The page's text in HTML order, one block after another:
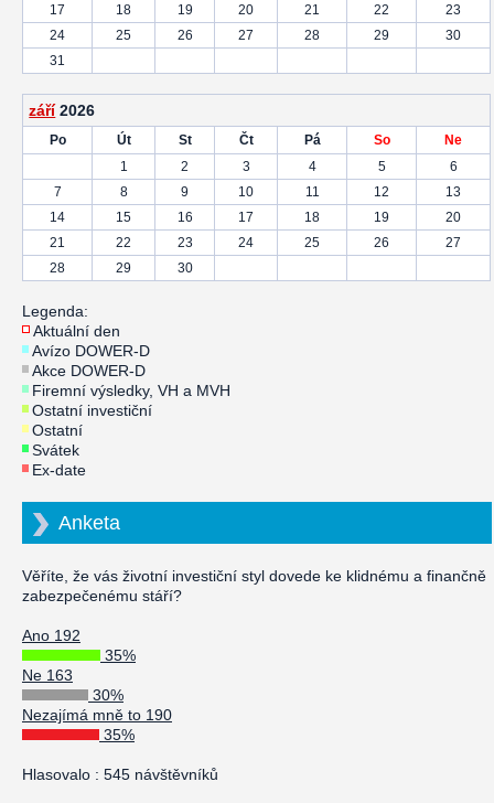
17
18 19 20 21 22
23
24
25 26 27 28 29
30
31
září 2026
Po Út St Čt Pá So
Ne
1
2 3 4 5
6
7
8 9 10 11 12
13
14
15 16 17 18 19
20
21
22 23 24 25 26
27
28
29 30
Legenda:
Aktuální den
Avízo DOWER-D
Akce DOWER-D
Firemní výsledky, VH a MVH
Ostatní investiční
Ostatní
Svátek
Ex-date
Anketa
Věříte, že vás životní investiční styl dovede ke klidnému a finančně
zabezpečenému stáří?
Ano 192
35%
Ne 163
30%
Nezajímá mně to 190
35%
Hlasovalo : 545 návštěvníků